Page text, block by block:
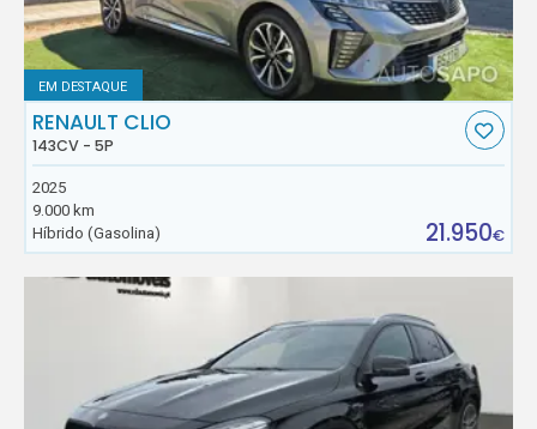
EM DESTAQUE
RENAULT CLIO
143CV - 5P
2025
9.000 km
Híbrido (Gasolina)
21.950€